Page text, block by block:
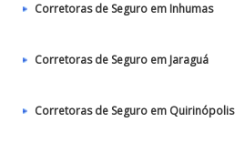
Corretoras de Seguro em Inhumas
Corretoras de Seguro em Jaraguá
Corretoras de Seguro em Quirinópolis